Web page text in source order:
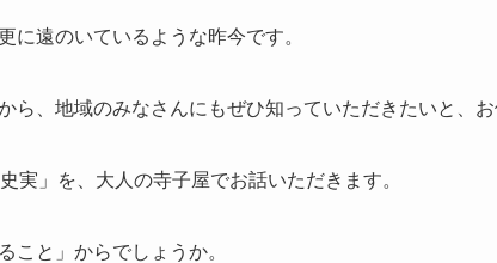
に遠のいているような昨今です。
ら、地域のみなさんにもぜひ知っていただきたいと、お
実」を、大人の寺子屋でお話いただきます。
こと」からでしょうか。